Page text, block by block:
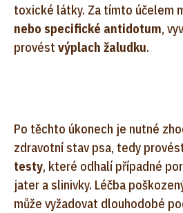
toxické látky. Za tímto účelem
nebo specifické antidotum,
provést výplach žaludku.
Po těchto úkonech je nutné
zdravotní stav psa, tedy
testy, které odhalí případné
jater a slinivky. Léčba
může vyžadovat dlouhodobé